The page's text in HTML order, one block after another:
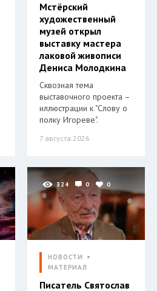
Мстёрский
художественный
музей открыл
выставку мастера
лаковой живописи
Дениса Молодкина
Сквозная тема
выставочного проекта –
иллюстрации к "Слову о
полку Игореве".
7 августа 2026
324 0 0
НОВОСТИ
МАТЕРИАЛ
Писатель Святослав